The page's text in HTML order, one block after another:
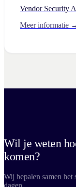
Vendor Security
Meer informatie
Wil je weten
komen?
Wij bepalen samen het